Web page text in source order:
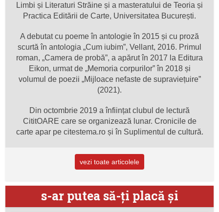
Limbi și Literaturi Străine și a masteratului de Teoria și
Practica Editării de Carte, Universitatea București.
A debutat cu poeme în antologie în 2015 și cu proză
scurtă în antologia „Cum iubim”, Vellant, 2016. Primul
roman, „Camera de probă”, a apărut în 2017 la Editura
Eikon, urmat de „Memoria corpurilor” în 2018 și
volumul de poezii „Mijloace nefaste de supraviețuire”
(2021).
Din octombrie 2019 a înființat clubul de lectură
CititOARE care se organizează lunar. Cronicile de
carte apar pe citestema.ro și în Suplimentul de cultură.
vezi toate articolele
s-ar putea să-ţi placă şi